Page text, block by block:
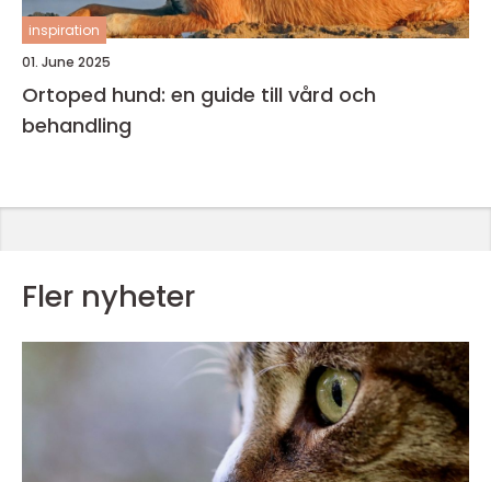
inspiration
01. June 2025
Ortoped hund: en guide till vård och
behandling
Fler nyheter